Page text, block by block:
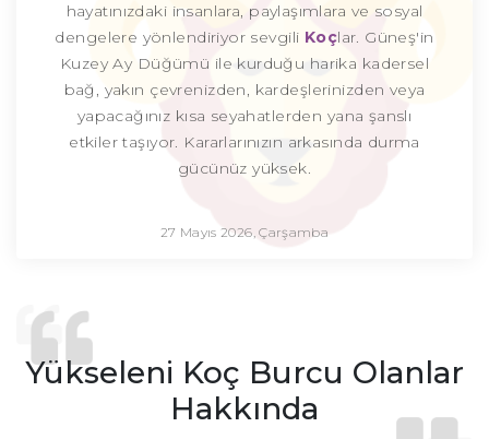
hayatınızdaki insanlara, paylaşımlara ve sosyal
dengelere yönlendiriyor sevgili Koçlar. Güneş'in
Kuzey Ay Düğümü ile kurduğu harika kadersel
bağ, yakın çevrenizden, kardeşlerinizden veya
yapacağınız kısa seyahatlerden yana şanslı
etkiler taşıyor. Kararlarınızın arkasında durma
gücünüz yüksek.
27 Mayıs 2026, Çarşamba
Yükseleni Koç Burcu Olanlar
Hakkında